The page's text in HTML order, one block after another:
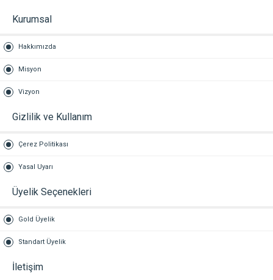
Kurumsal
Hakkımızda
Misyon
Vizyon
Gizlilik ve Kullanım
Çerez Politikası
Yasal Uyarı
Üyelik Seçenekleri
Gold Üyelik
Standart Üyelik
İletişim